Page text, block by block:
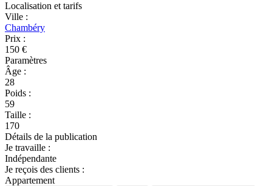
Localisation et tarifs
Ville :
Chambéry
Prix :
150 €
Paramètres
Âge :
28
Poids :
59
Taille :
170
Détails de la publication
Je travaille :
Indépendante
Je reçois des clients :
Appartement